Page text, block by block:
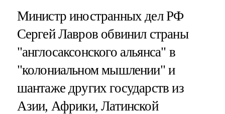
Министр иностранных дел РФ
Сергей Лавров обвинил страны
"англосаксонского альянса" в
"колониальном мышлении" и
шантаже других государств из
Азии, Африки, Латинской